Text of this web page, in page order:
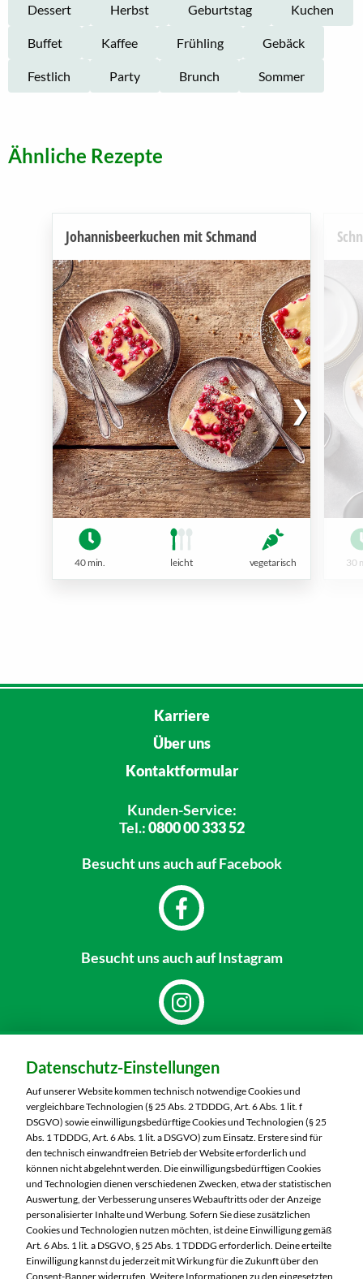
Dessert Herbst Geburtstag Kuchen
Buffet Kaffee Frühling Gebäck
Festlich Party Brunch Sommer
Ähnliche Rezepte
Johannisbeerkuchen mit Schmand
40 min. leicht vegetarisch 30
Karriere
Über uns
Kontaktformular
Kunden-Service:
Tel.:0800 00 333 52
Besucht unsauch auf Facebook
Besucht unsauch auf Instagram
MARKTKAUF Döbeln
Richard-Köberlin-Straße 2
04720 Döbeln
Telefon:03431 7300
Markt ändern
Öffnungszeiten diese Woche:
Mo:
07:00 – 20:00 Uhr
Di:
07:00 – 20:00 Uhr
Datenschutz-Einstellungen
Auf unserer Website kommen technisch notwendige Cookies und
vergleichbare Technologien (§ 25 Abs. 2 TDDDG, Art. 6 Abs. 1 lit. f
DSGVO) sowie einwilligungsbedürftige Cookies und Technologien (§ 25
Abs. 1 TDDDG, Art. 6 Abs. 1 lit. a DSGVO) zum Einsatz. Erstere sind für
den technisch einwandfreien Betrieb der Website erforderlich und
können nicht abgelehnt werden. Die einwilligungsbedürftigen Cookies
und Technologien dienen verschiedenen Zwecken, etwa der statistischen
Auswertung, der Verbesserung unseres Webauftritts oder der Anzeige
personalisierter Inhalte und Werbung. Sofern Sie diese zusätzlichen
Cookies und Technologien nutzen möchten, ist deine Einwilligung gemäß
Art. 6 Abs. 1 lit. a DSGVO, § 25 Abs. 1 TDDDG erforderlich. Deine erteilte
Einwilligung kannst du jederzeit mit Wirkung für die Zukunft über den
Consent-Banner widerrufen. Weitere Informationen zu den eingesetzten